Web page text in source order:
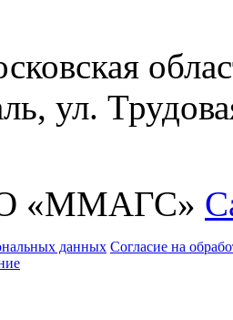
ул.
«ММАГС»
данных Согласие на